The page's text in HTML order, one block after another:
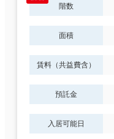
階数
面積
賃料（共益費含）
預託金
入居可能日